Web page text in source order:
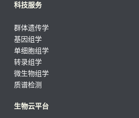
科技服务
群体遗传学
基因组学
单细胞组学
转录组学
微生物组学
质谱检测
生物云平台